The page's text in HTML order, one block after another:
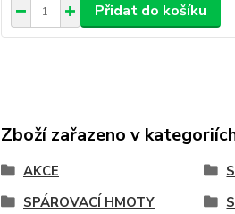
Přidat do košíku
Zboží zařazeno v
AKCE
SPÁROVACÍ HMOTY